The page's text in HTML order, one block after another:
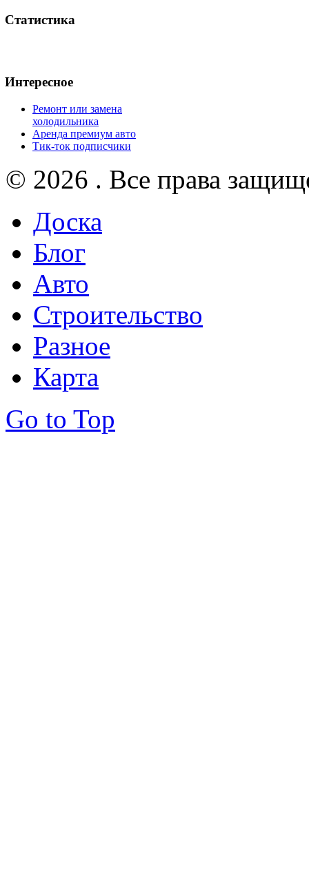
Статистика
Интересное
Ремонт или замена
холодильника
Аренда премиум авто
Тик-ток подписчики
© 2026 . Все права
Доска
Блог
Авто
Строительство
Разное
Карта
Go to Top